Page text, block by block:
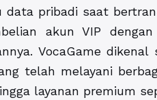
pribadi saat
akun VIP
VocaGame dikenal
telah melayani
layanan premium